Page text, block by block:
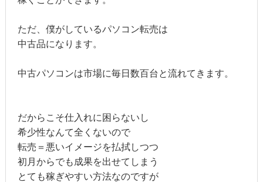
ただ、僕がしているパソコン転売は
中古品になります。
中古パソコンは市場に毎日数百台と流れてきます。
だからこそ仕入れに困らないし
希少性なんて全くないので
転売＝悪いイメージを払拭しつつ
初月からでも成果を出せてしまう
とても稼ぎやすい方法なのですが